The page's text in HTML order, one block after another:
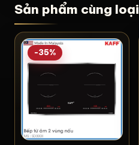
Sản phẩm cùng loại
-35%